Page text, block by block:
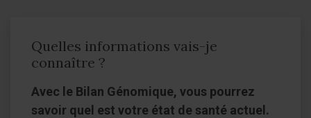
Quelles informations vais-je
connaître ?
Avec le Bilan Génomique, vous pourrez
savoir quel est votre état de santé actuel.